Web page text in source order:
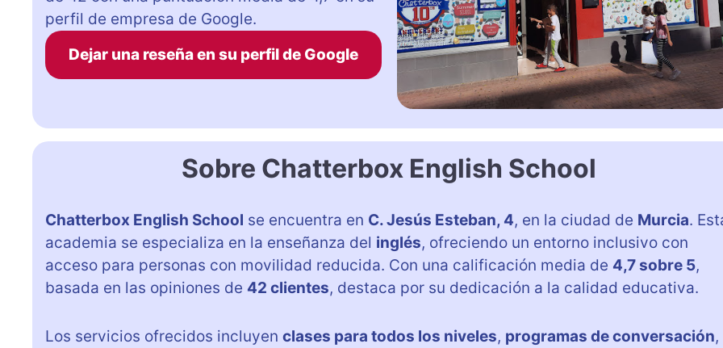
perfil de empresa de Google.
Dejar una reseña en su perfil de Google
Sobre Chatterbox English School
Chatterbox English School se encuentra en C. Jesús Esteban, 4, en la ciudad de Murcia.
academia se especializa en la enseñanza del inglés, ofreciendo un entorno inclusivo con
acceso para personas con movilidad reducida. Con una calificación media de 4,7 sobre 5,
basada en las opiniones de 42 clientes, destaca por su dedicación a la calidad educativa.
Los servicios ofrecidos incluyen clases para todos los niveles, programas de conversación,